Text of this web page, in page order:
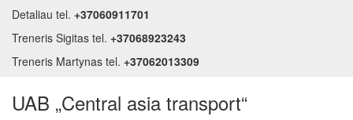
Detaliau tel. +37060911701
Treneris Sigitas tel. +37068923243
Treneris Martynas tel. +37062013309
UAB „Central asia transport“